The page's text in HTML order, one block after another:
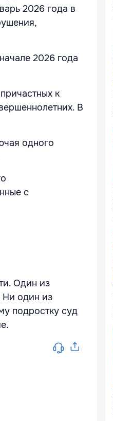
2026 года в
2026 года
к
В
одного
с
Один из
Ни один из
подростку суд